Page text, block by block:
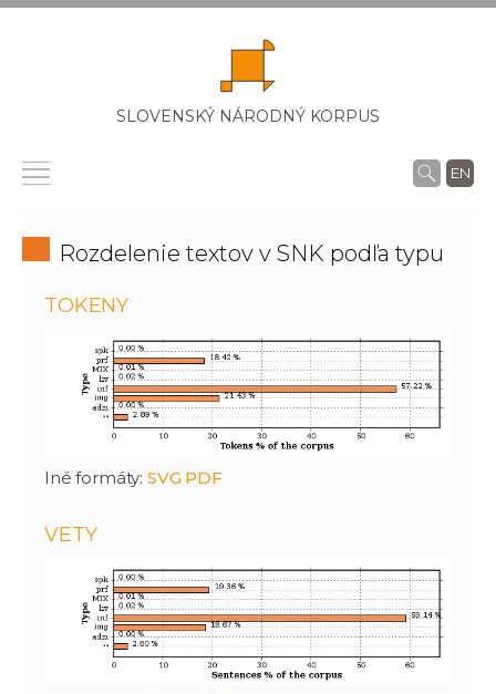
SLOVENSKÝ NÁRODNÝ KORPUS
EN
Rozdelenie textov v SNK podľa typu
TOKENY
Iné formáty:SVG PDF
VETY